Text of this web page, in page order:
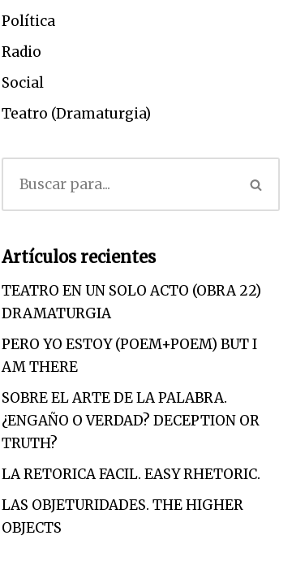
Política
Radio
Social
Teatro (Dramaturgia)
Artículos recientes
TEATRO EN UN SOLO ACTO (OBRA 22)
DRAMATURGIA
PERO YO ESTOY (POEM+POEM) BUT I
AM THERE
SOBRE EL ARTE DE LA PALABRA.
¿ENGAÑO O VERDAD? DECEPTION OR
TRUTH?
LA RETORICA FACIL. EASY RHETORIC.
LAS OBJETURIDADES. THE HIGHER
OBJECTS